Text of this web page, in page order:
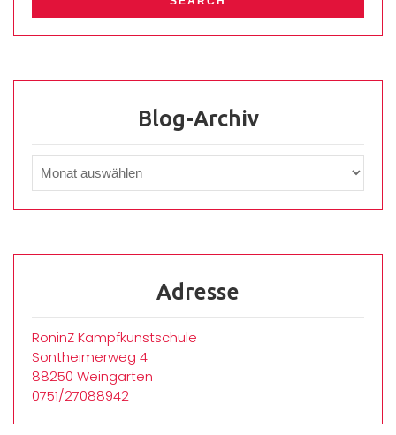
Blog-Archiv
Adresse
RoninZ Kampfkunstschule
Sontheimerweg 4
88250 Weingarten
0751/27088942